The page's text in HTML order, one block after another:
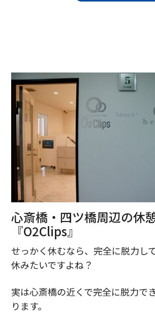
心斎橋・四ツ橋周辺の休
『O2Clips』
せっかく休むなら、完全に脱力し
休みたいですよね？
実は心斎橋の近くで完全に脱力で
ります。